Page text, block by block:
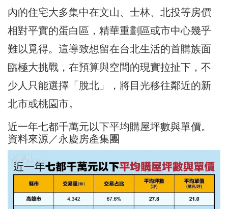
內的住宅大多集中在文山、士林、北投等房價
相對平實的蛋白區，精華重劃區或市中心幾乎
難以覓得。這導致想留在台北生活的首購族面
臨極大挑戰，在預算與空間的現實拉扯下，不
少人只能選擇「脫北」，將目光移往鄰近的新
北市或桃園市。
近一年七都千萬元以下平均購屋坪數與單價。
資料來源／永慶房產集團